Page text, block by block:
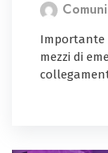
Importante
mezzi di